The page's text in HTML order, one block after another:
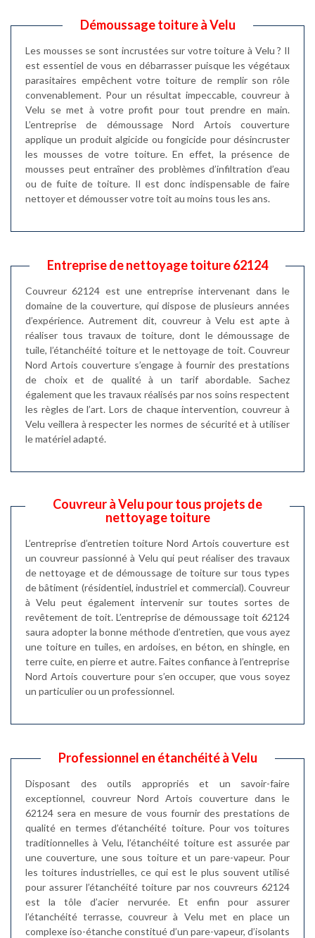
Démoussage toiture à Velu
Les mousses se sont incrustées sur votre toiture à Velu ? Il
est essentiel de vous en débarrasser puisque les végétaux
parasitaires empêchent votre toiture de remplir son rôle
convenablement. Pour un résultat impeccable, couvreur à
Velu se met à votre profit pour tout prendre en main.
L’entreprise de démoussage Nord Artois couverture
applique un produit algicide ou fongicide pour désincruster
les mousses de votre toiture. En effet, la présence de
mousses peut entraîner des problèmes d’infiltration d’eau
ou de fuite de toiture. Il est donc indispensable de faire
nettoyer et démousser votre toit au moins tous les ans.
Entreprise de nettoyage toiture 62124
Couvreur 62124 est une entreprise intervenant dans le
domaine de la couverture, qui dispose de plusieurs années
d’expérience. Autrement dit, couvreur à Velu est apte à
réaliser tous travaux de toiture, dont le démoussage de
tuile, l’étanchéité toiture et le nettoyage de toit. Couvreur
Nord Artois couverture s’engage à fournir des prestations
de choix et de qualité à un tarif abordable. Sachez
également que les travaux réalisés par nos soins respectent
les règles de l’art. Lors de chaque intervention, couvreur à
Velu veillera à respecter les normes de sécurité et à utiliser
le matériel adapté.
Couvreur à Velu pour tous projets de
nettoyage toiture
L’entreprise d’entretien toiture Nord Artois couverture est
un couvreur passionné à Velu qui peut réaliser des travaux
de nettoyage et de démoussage de toiture sur tous types
de bâtiment (résidentiel, industriel et commercial). Couvreur
à Velu peut également intervenir sur toutes sortes de
revêtement de toit. L’entreprise de démoussage toit 62124
saura adopter la bonne méthode d’entretien, que vous ayez
une toiture en tuiles, en ardoises, en béton, en shingle, en
terre cuite, en pierre et autre. Faites confiance à l’entreprise
Nord Artois couverture pour s’en occuper, que vous soyez
un particulier ou un professionnel.
Professionnel en étanchéité à Velu
Disposant des outils appropriés et un savoir-faire
exceptionnel, couvreur Nord Artois couverture dans le
62124 sera en mesure de vous fournir des prestations de
qualité en termes d’étanchéité toiture. Pour vos toitures
traditionnelles à Velu, l’étanchéité toiture est assurée par
une couverture, une sous toiture et un pare-vapeur. Pour
les toitures industrielles, ce qui est le plus souvent utilisé
pour assurer l’étanchéité toiture par nos couvreurs 62124
est la tôle d’acier nervurée. Et enfin pour assurer
l’étanchéité terrasse, couvreur à Velu met en place un
complexe iso-étanche constitué d’un pare-vapeur, d’isolants